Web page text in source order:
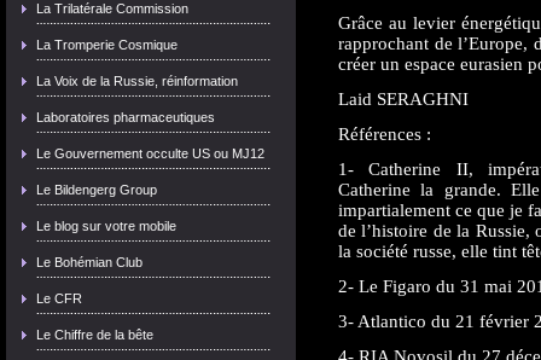
La Trilatérale Commission
La Tromperie Cosmique
La Voix de la Russie, réinformation
Laboratoires pharmaceutiques
Le Gouvernement occulte US ou MJ12
Le Bildengerg Group
Le blog sur votre mobile
Le Bohémian Club
Le CFR
Le Chiffre de la bête
Grâce au levier
rapprochant de l’Europe,
créer un espace eurasien
Laid SERAGHNI
Références :
1- Catherine II,
Catherine la grande.
impartialement ce que je
de l’histoire de la Russie,
la société russe, elle tint
2- Le Figaro du 31 mai
3- Atlantico du 21 février